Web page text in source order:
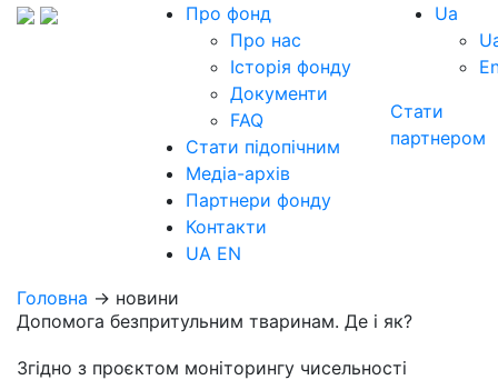
Про фонд
Про нас
Історія фонду
Документи
FAQ
Стати підопічним
Медіа-архів
Партнери фонду
Контакти
UA EN
Ua
Стати
партнером
Головна → новини
Допомога безпритульним тваринам. Де і як?
Згідно з проєктом моніторингу чисельності